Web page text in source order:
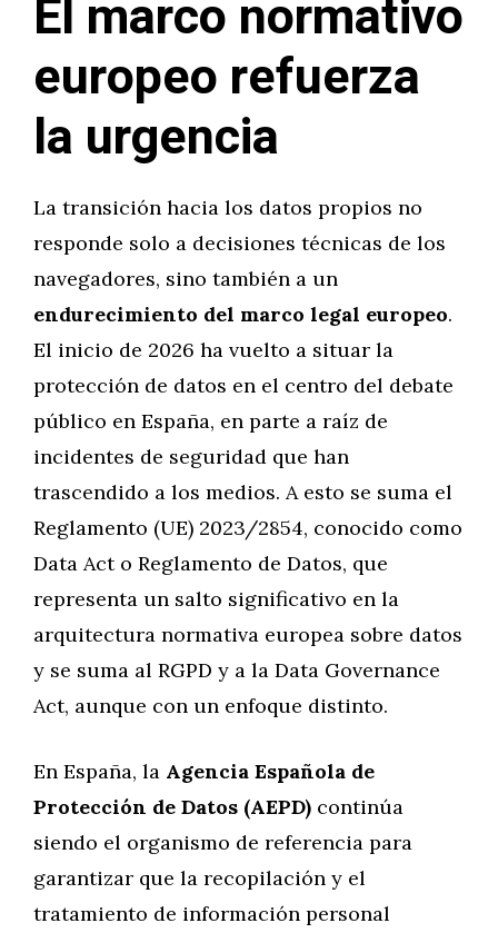
El marco normativo
europeo refuerza
la urgencia
La transición hacia los datos propios no
responde solo a decisiones técnicas de los
navegadores, sino también a un
endurecimiento del marco legal europeo.
El inicio de 2026 ha vuelto a situar la
protección de datos en el centro del debate
público en España, en parte a raíz de
incidentes de seguridad que han
trascendido a los medios. A esto se suma el
Reglamento (UE) 2023/2854, conocido como
Data Act o Reglamento de Datos, que
representa un salto significativo en la
arquitectura normativa europea sobre datos
y se suma al RGPD y a la Data Governance
Act, aunque con un enfoque distinto.
En España, la Agencia Española de
Protección de Datos (AEPD) continúa
siendo el organismo de referencia para
garantizar que la recopilación y el
tratamiento de información personal